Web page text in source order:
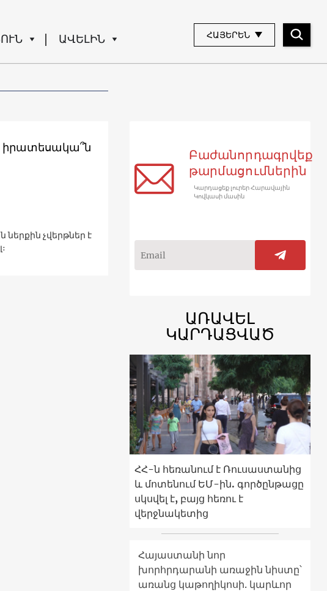
ԱՎԵԼԻՆ ՀԱՅԵՐԵՆ
իրատեսակա՞ն
չվերթներ է
Բաժանորդագրվեք
թարմացումներին
Կարդացեք լուրեր Հարավային
Կովկասի մասին
ԱՌԱՎԵԼ
ԿԱՐԴԱՑՎԱԾ
ՀՀ-ն հեռանում է Ռուսաստանից
և մոտենում ԵՄ-ին. գործընթացը
սկսվել է, բայց հեռու է
վերջնակետից
Հայաստանի նոր
խորհրդարանի առաջին նիստը՝
առանց կաթողիկոսի. կարևոր